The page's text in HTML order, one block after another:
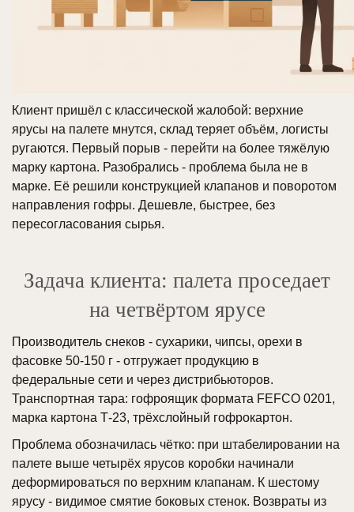
Клиент пришёл с классической жалобой: верхние
ярусы на палете мнутся, склад теряет объём, логисты
ругаются. Первый порыв - перейти на более тяжёлую
марку картона. Разобрались - проблема была не в
марке. Её решили конструкцией клапанов и поворотом
направления гофры. Дешевле, быстрее, без
пересогласования сырья.
Задача клиента: палета проседает
на четвёртом ярусе
Производитель снеков - сухарики, чипсы, орехи в
фасовке 50-150 г - отгружает продукцию в
федеральные сети и через дистрибьюторов.
Транспортная тара: гофроящик формата FEFCO 0201,
марка картона Т-23, трёхслойный гофрокартон.
Проблема обозначилась чётко: при штабелировании на
палете выше четырёх ярусов коробки начинали
деформироваться по верхним клапанам. К шестому
ярусу - видимое смятие боковых стенок. Возвраты из